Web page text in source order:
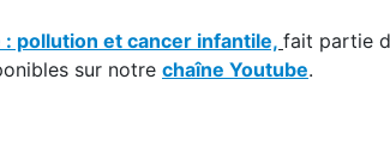
: pollution et cancer infantile, fait partie
sur notre chaîne Youtube.